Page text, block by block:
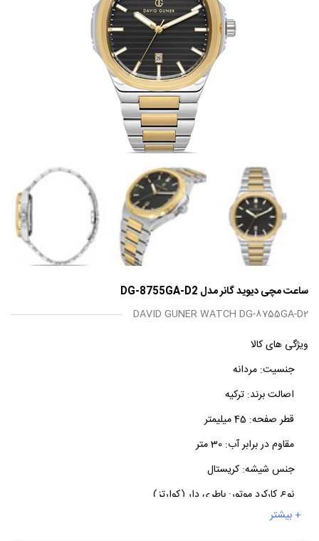
ساعت مچی دیوید گانر مدل DG-8755GA-D2
DAVID GUNER WATCH DG-8755GA-D2
ویژگی های کالا
جنسیت: مردانه
اصالت برند: ترکیه
قطر صفحه: 45 میلیمتر
مقاوم در برابر آب: 30 متر
جنس شیشه: کریستال
نوع کارکرد موتور: باطری دار (کوارتز)
+ بیشتر